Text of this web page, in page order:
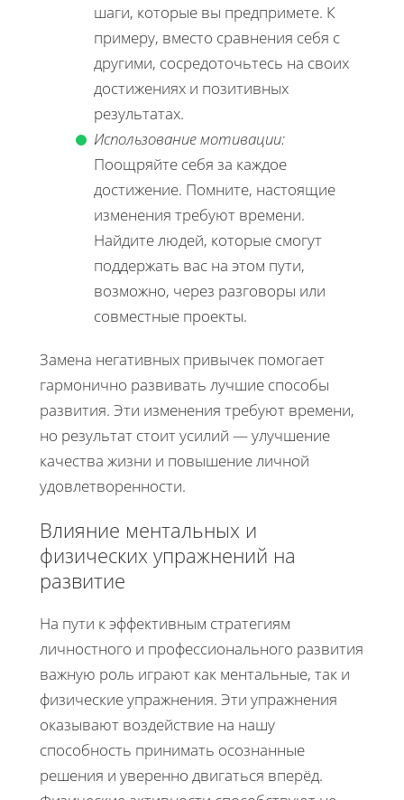
шаги, которые вы предпримете. К
примеру, вместо сравнения себя с
другими, сосредоточьтесь на своих
достижениях и позитивных
результатах.
Использование мотивации:
Поощряйте себя за каждое
достижение. Помните, настоящие
изменения требуют времени.
Найдите людей, которые смогут
поддержать вас на этом пути,
возможно, через разговоры или
совместные проекты.
Замена негативных привычек помогает
гармонично развивать лучшие способы
развития. Эти изменения требуют времени,
но результат стоит усилий — улучшение
качества жизни и повышение личной
удовлетворенности.
Влияние ментальных и
физических упражнений на
развитие
На пути к эффективным стратегиям
личностного и профессионального развития
важную роль играют как ментальные, так и
физические упражнения. Эти упражнения
оказывают воздействие на нашу
способность принимать осознанные
решения и уверенно двигаться вперёд.